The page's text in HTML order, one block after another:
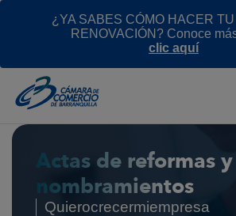
¿YA SABES CÓMO HACER
RENOVACIÓN? Conoce
clic aquí
Actas de reformas y
nombramientos
Quierocrecermiempresa